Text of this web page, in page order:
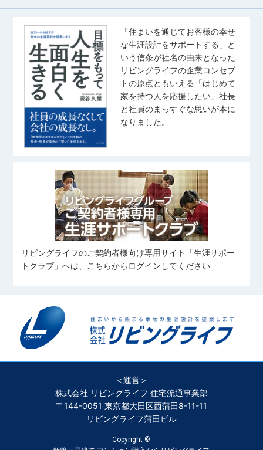
「住まいを通じてお客様の幸せ
な生涯設計をサポートする」と
いう信条が社名の由来となった
リビングライフの企業コンセプ
トの原点ともいえる「はじめて
家を持つ人を応援したい」社長
と社員のまっすぐな思いが本に
なりました。
リビングライフのご契約者様向け専用サイト「生涯サポー
トクラブ」へは、こちらからログインしてください
＜運営＞
株式会社 リビングライフ 住宅流通事業部
〒144-0051 東京都大田区西蒲田8-11-11
リビングライフ蒲田ビル
Copyright ©